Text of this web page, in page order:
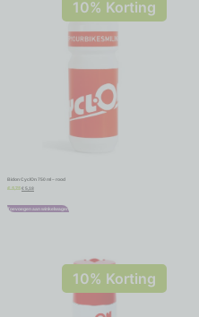
10% Korting
Bidon CyclOn 750 ml – rood
€ 5,75 € 5,18
Toevoegen aan winkelwagen
10% Korting